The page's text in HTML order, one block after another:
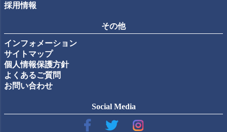
採用情報
その他
インフォメーション
サイトマップ
個人情報保護方針
よくあるご質問
お問い合わせ
Social Media